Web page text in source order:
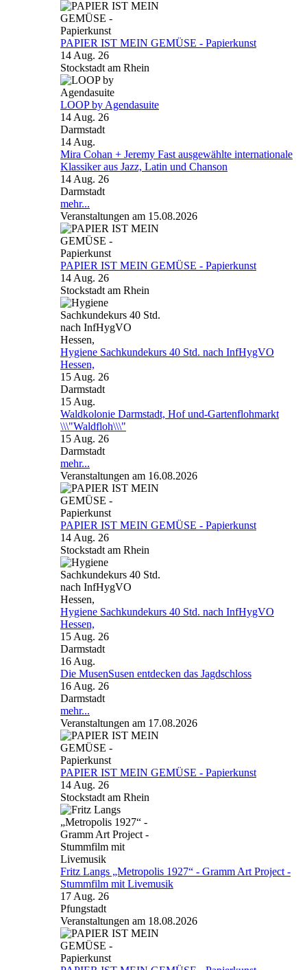
PAPIER IST MEIN GEMÜSE - Papierkunst
14 Aug. 26
Stockstadt am Rhein
LOOP by Agendasuite
14 Aug. 26
Darmstadt
14 Aug.
Mira Cohan + Jeremy Fast ausgewählte internationale
Klassiker aus Jazz, Latin und Chanson
14 Aug. 26
Darmstadt
mehr...
Veranstaltungen am 15.08.2026
PAPIER IST MEIN GEMÜSE - Papierkunst
14 Aug. 26
Stockstadt am Rhein
Hygiene Sachkundekurs 40 Std. nach InfHygVO
Hessen,
15 Aug. 26
Darmstadt
15 Aug.
Waldkolonie Darmstadt, Hof und-Gartenflohmarkt
\\\"Waldfloh\\\"
15 Aug. 26
Darmstadt
mehr...
Veranstaltungen am 16.08.2026
PAPIER IST MEIN GEMÜSE - Papierkunst
14 Aug. 26
Stockstadt am Rhein
Hygiene Sachkundekurs 40 Std. nach InfHygVO
Hessen,
15 Aug. 26
Darmstadt
16 Aug.
Die MusenSusen entdecken das Jagdschloss
16 Aug. 26
Darmstadt
mehr...
Veranstaltungen am 17.08.2026
PAPIER IST MEIN GEMÜSE - Papierkunst
14 Aug. 26
Stockstadt am Rhein
Fritz Langs „Metropolis 1927“ - Gramm Art Project -
Stummfilm mit Livemusik
17 Aug. 26
Pfungstadt
Veranstaltungen am 18.08.2026